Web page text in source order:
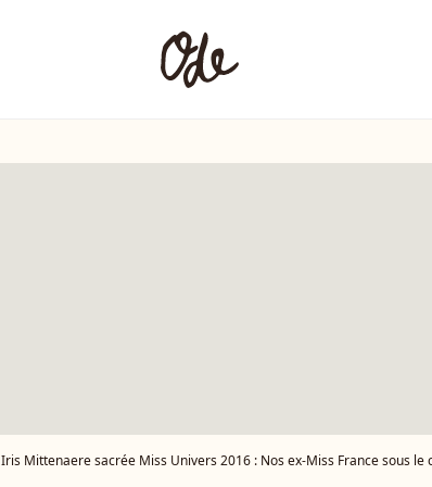
Iris Mittenaere sacrée Miss Univers 2016 : Nos ex-Miss France sous le